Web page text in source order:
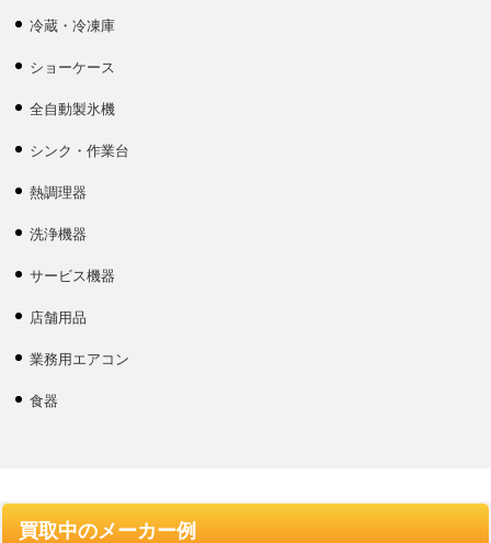
冷蔵・冷凍庫
ショーケース
全自動製氷機
シンク・作業台
熱調理器
洗浄機器
サービス機器
店舗用品
業務用エアコン
食器
買取中のメーカー例